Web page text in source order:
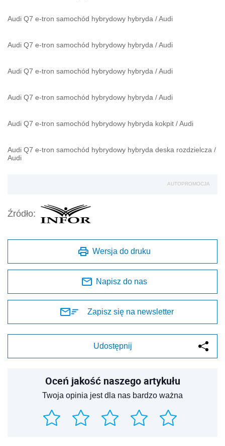
Audi Q7 e-tron samochód hybrydowy hybryda /Audi
Audi Q7 e-tron samochód hybrydowy hybryda /Audi
Audi Q7 e-tron samochód hybrydowy hybryda /Audi
Audi Q7 e-tron samochód hybrydowy hybryda /Audi
Audi Q7 e-tron samochód hybrydowy hybryda kokpit /Audi
Audi Q7 e-tron samochód hybrydowy hybryda deska rozdzielcza /
Audi
AUTOPROMOCJA
Źródło:
Wersja do druku
Napisz do nas
Zapisz się na newsletter
Udostępnij
Oceń jakość naszego artykułu
Twoja opinia jest dla nas bardzo ważna